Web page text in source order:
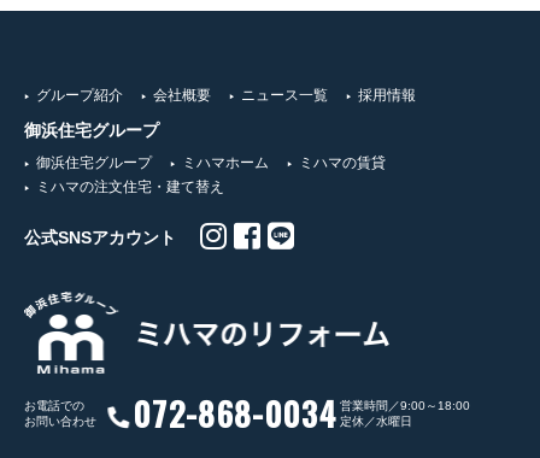
グループ紹介 会社概要 ニュース一覧 採用情報
御浜住宅グループ
御浜住宅グループ ミハマホーム
ミハマの賃貸
ミハマの注文住宅・建て替え
公式SNSアカウント
お電話での
お問い合わせ
072-868-0034 営業時間／9:00～18:00
定休／水曜日